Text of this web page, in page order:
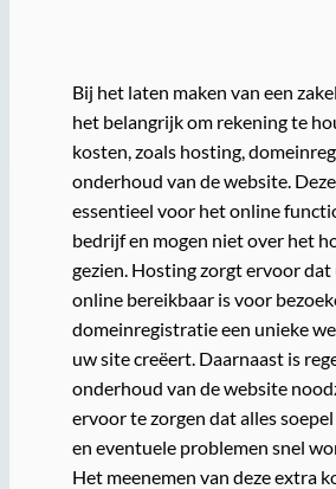
Bij het laten maken van een
het belangrijk om rekening te
kosten, zoals hosting,
onderhoud van de website.
essentieel voor het online
bedrijf en mogen niet over het
gezien. Hosting zorgt ervoor
online bereikbaar is voor
domeinregistratie een unieke
uw site creëert. Daarnaast is
onderhoud van de website
ervoor te zorgen dat alles
en eventuele problemen snel
Het meenemen van deze extra